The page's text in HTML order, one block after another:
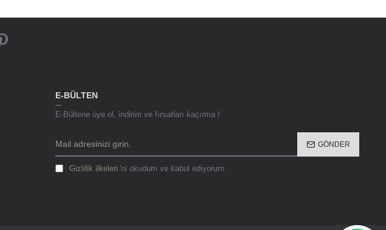
E-BÜLTEN
E-Bültene üye ol, indirim ve fırsatları kaçırma !
GÖNDER
Gizlilik ilkeleri 'ni okudum ve kabul ediyorum.